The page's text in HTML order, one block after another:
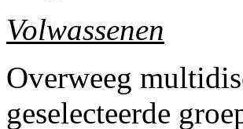
Volwassenen
Overweeg
geselecteerde